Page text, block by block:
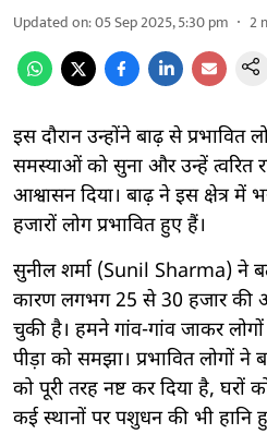
Updated on:05 Sep 2025, 5:30 pm 2
इस दौरान उन्होंने बाढ़ से
समस्याओं को सुना और उन्हें त्वरित
आश्वासन दिया। बाढ़ ने इस क्षेत्र
हजारों लोग प्रभावित हुए हैं।
सुनील शर्मा (Sunil Sharma) ने
कारण लगभग 25 से 30 हजार की
चुकी है। हमने गांव-गांव जाकर
पीड़ा को समझा। प्रभावित लोगों
को पूरी तरह नष्ट कर दिया है,
कई स्थानों पर पशुधन की भी हानि